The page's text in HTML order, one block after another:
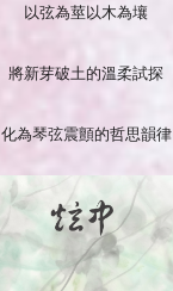
以弦為莖以木為壤
將新芽破土的溫柔試探
化為琴弦震顫的哲思韻律